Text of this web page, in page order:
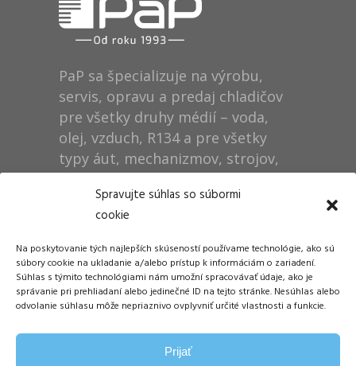
Spravujte súhlas so súbormi
cookie
Na poskytovanie tých najlepších skúseností používame technológie, ako sú
súbory cookie na ukladanie a/alebo prístup k informáciám o zariadení.
Súhlas s týmito technológiami nám umožní spracovávať údaje, ako je
správanie pri prehliadaní alebo jedinečné ID na tejto stránke. Nesúhlas alebo
odvolanie súhlasu môže nepriaznivo ovplyvniť určité vlastnosti a funkcie.
Prijať
PaP sa špecializuje na výrobu,
servis, opravu a predaj chladičov
pre všetky druhy médií – voda,
olej, vzduch, R134 a pre všetky
typy áut, mechanizmov, strojov,
technológií, rušňov…
Dušan Pytel P a P
ŠM Stráže
058 01 Poprad
Tel.: +421 905 311 248
info@papdp.sk